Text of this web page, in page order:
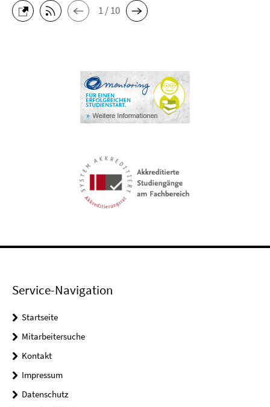
1 / 10
Service-Navigation
Startseite
Mitarbeitersuche
Kontakt
Impressum
Datenschutz